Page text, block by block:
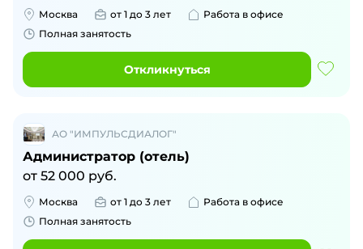
Москва от 1 до 3 лет
Работа в офисе
Полная занятость
Откликнуться
АО "ИМПУЛЬСДИАЛОГ"
Администратор (отель)
от 52 000 руб.
Москва от 1 до 3 лет
Работа в офисе
Полная занятость